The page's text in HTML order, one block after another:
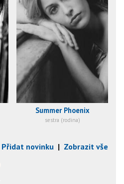
Summer Phoenix
sestra (rodina)
Přidat novinku | Zobrazit vše